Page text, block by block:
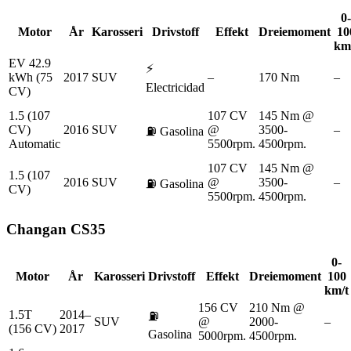
Motor År Karosseri Drivstoff Effekt Dreiemoment
0-
EV 42.9
kWh (75
CV)
2017 SUV
⚡
Electricidad
– 170 Nm –
1.5 (107
CV)
Automatic
2016 SUV ⛽ Gasolina
107 CV
@
5500rpm.
145 Nm @
3500-
4500rpm.
–
1.5 (107
CV)
2016 SUV ⛽ Gasolina
107 CV
@
5500rpm.
145 Nm @
3500-
4500rpm.
–
Changan CS35
Motor År Karosseri Drivstoff Effekt Dreiemoment
0-
100
km/t
1.5T
(156 CV)
2014–
2017
SUV
⛽
Gasolina
156 CV
@
5000rpm.
210 Nm @
2000-
4500rpm.
–